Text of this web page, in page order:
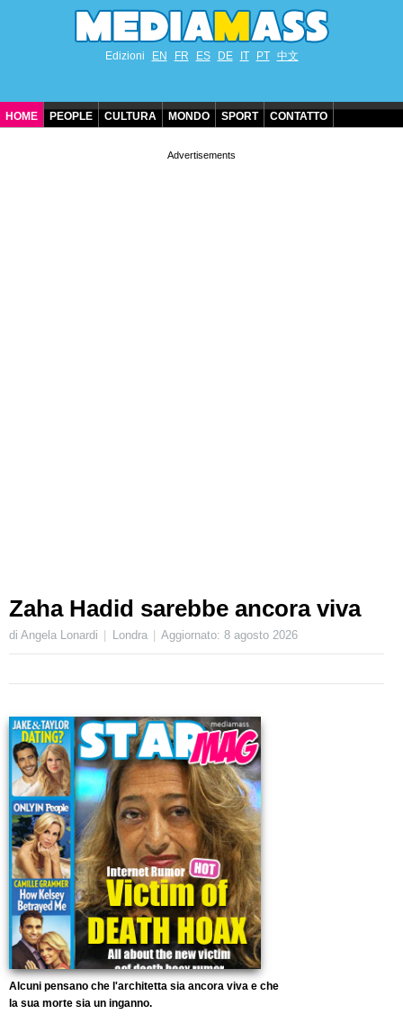
Edizioni EN FR ES DE IT PT 中文
HOME PEOPLE CULTURA MONDO SPORT CONTATTO
Zaha Hadid sarebbe ancora viva
di Angela Lonardi Londra Aggiornato:8 agosto 2026
Alcuni pensano che l'architetta sia ancora viva e che
la sua morte sia un inganno.